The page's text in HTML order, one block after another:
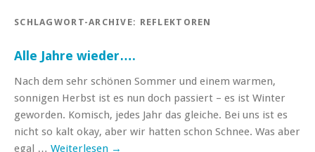
SCHLAGWORT-ARCHIVE: REFLEKTOREN
Alle Jahre wieder….
Nach dem sehr schönen Sommer und einem warmen,
sonnigen Herbst ist es nun doch passiert – es ist Winter
geworden. Komisch, jedes Jahr das gleiche. Bei uns ist es
nicht so kalt okay, aber wir hatten schon Schnee. Was aber
egal … Weiterlesen →